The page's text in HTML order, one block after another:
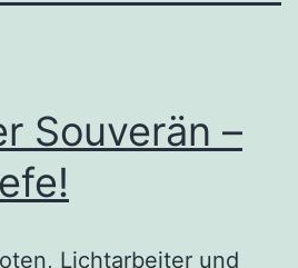
Souverän –
Lichtarbeiter und